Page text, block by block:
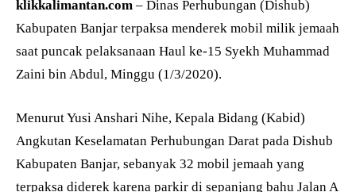
klikkalimantan.com – Dinas Perhubungan (Dishub)
Kabupaten Banjar terpaksa menderek mobil milik jemaah
saat puncak pelaksanaan Haul ke-15 Syekh Muhammad
Zaini bin Abdul, Minggu (1/3/2020).
Menurut Yusi Anshari Nihe, Kepala Bidang (Kabid)
Angkutan Keselamatan Perhubungan Darat pada Dishub
Kabupaten Banjar, sebanyak 32 mobil jemaah yang
terpaksa diderek karena parkir di sepanjang bahu Jalan A